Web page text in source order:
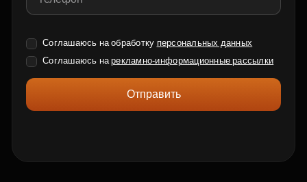
Соглашаюсь на обработку персональных данных
Соглашаюсь нарекламно-информационные рассылки
Отправить